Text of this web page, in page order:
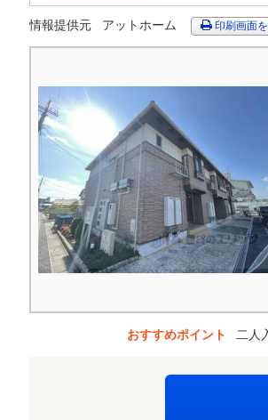
情報提供元 アットホーム 印刷画面
おすすめポイント 二人